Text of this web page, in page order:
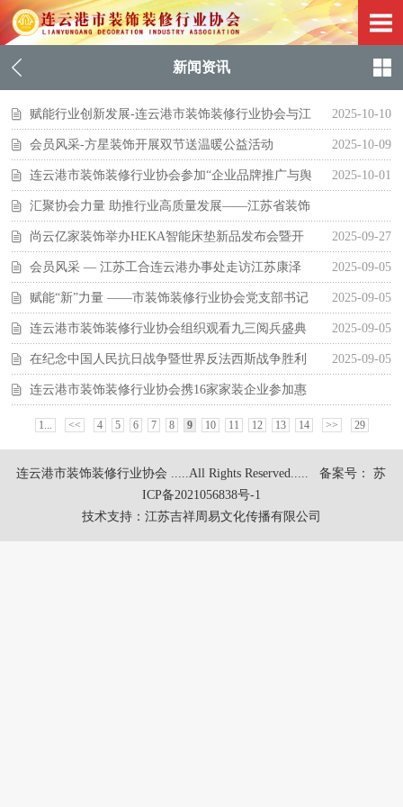
新闻资讯
赋能行业创新发展-连云港市装饰装修行业协会与江
苏海洋大学环化学院达成合作共识
2025-10-10
会员风采-方星装饰开展双节送温暖公益活动 2025-10-09
连云港市装饰装修行业协会参加“企业品牌推广与舆
情应对”主题沙龙
2025-10-01
汇聚协会力量 助推行业高质量发展——江苏省装饰
装修行业协会工作交流会在苏州召开 2025-09-28 12:23:34
尚云亿家装饰举办HEKA智能床垫新品发布会暨开
业盛典
2025-09-27
会员风采 — 江苏工合连云港办事处走访江苏康泽
装饰集团
2025-09-05
赋能“新”力量 ——市装饰装修行业协会党支部书记
侯居功参加全市新兴领域党组织书记及党建工作指
导员培训班
2025-09-05
连云港市装饰装修行业协会组织观看九三阅兵盛典 2025-09-05
在纪念中国人民抗日战争暨世界反法西斯战争胜利
80周年大会上的讲话
2025-09-05
连云港市装饰装修行业协会携16家家装企业参加惠
民活动 2025-08-19 15:23:15
1... << 4 5 6 7 8 9 10 11 12 13 14 >> 29
连云港市装饰装修行业协会 .....All Rights Reserved.....备案号： 苏
ICP备2021056838号-1
技术支持： 江苏吉祥周易文化传播有限公司